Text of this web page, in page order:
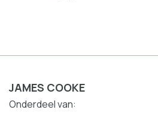
JAMES COOKE
Onderdeel van: